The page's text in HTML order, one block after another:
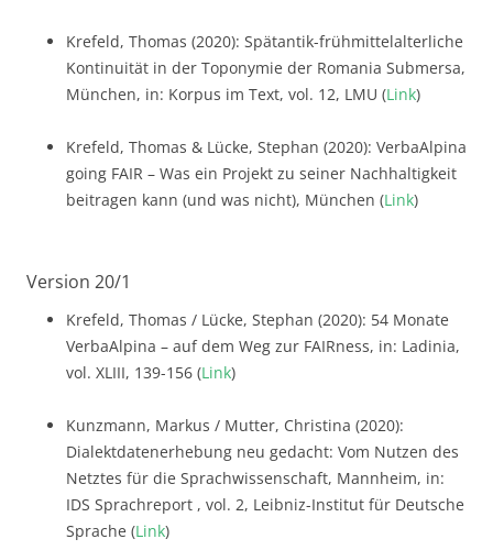
Krefeld, Thomas (2020): Spätantik-frühmittelalterliche
Kontinuität in der Toponymie der Romania Submersa,
München, in: Korpus im Text, vol. 12, LMU (Link)
Krefeld, Thomas & Lücke, Stephan (2020): VerbaAlpina
going FAIR – Was ein Projekt zu seiner Nachhaltigkeit
beitragen kann (und was nicht), München (Link)
Version 20/1
Krefeld, Thomas / Lücke, Stephan (2020): 54 Monate
VerbaAlpina – auf dem Weg zur FAIRness, in: Ladinia,
vol. XLIII, 139-156 (Link)
Kunzmann, Markus / Mutter, Christina (2020):
Dialektdatenerhebung neu gedacht: Vom Nutzen des
Netztes für die Sprachwissenschaft, Mannheim, in:
IDS Sprachreport , vol. 2, Leibniz-Institut für Deutsche
Sprache (Link)